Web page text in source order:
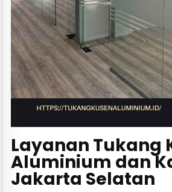
Layanan Tukang
Aluminium dan
Jakarta Selatan